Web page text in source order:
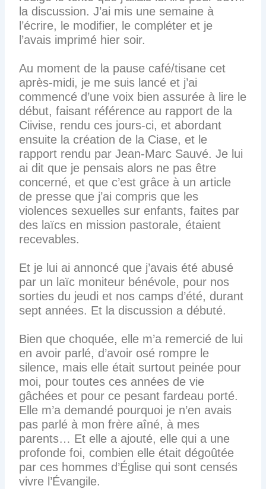
la discussion. J’ai mis une semaine à
l’écrire, le modifier, le compléter et je
l’avais imprimé hier soir.
Au moment de la pause café/tisane cet
après-midi, je me suis lancé et j’ai
commencé d’une voix bien assurée à lire le
début, faisant référence au rapport de la
Ciivise, rendu ces jours-ci, et abordant
ensuite la création de la Ciase, et le
rapport rendu par Jean-Marc Sauvé. Je lui
ai dit que je pensais alors ne pas être
concerné, et que c’est grâce à un article
de presse que j’ai compris que les
violences sexuelles sur enfants, faites par
des laïcs en mission pastorale, étaient
recevables.
Et je lui ai annoncé que j’avais été abusé
par un laïc moniteur bénévole, pour nos
sorties du jeudi et nos camps d’été, durant
sept années. Et la discussion a débuté.
Bien que choquée, elle m’a remercié de lui
en avoir parlé, d’avoir osé rompre le
silence, mais elle était surtout peinée pour
moi, pour toutes ces années de vie
gâchées et pour ce pesant fardeau porté.
Elle m’a demandé pourquoi je n’en avais
pas parlé à mon frère aîné, à mes
parents… Et elle a ajouté, elle qui a une
profonde foi, combien elle était dégoûtée
par ces hommes d’Église qui sont censés
vivre l’Évangile.